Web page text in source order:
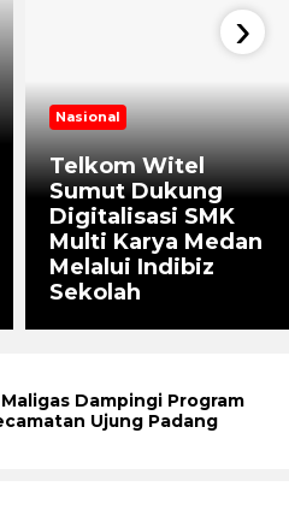
Nasional
Telkom Witel
Sumut Dukung
Digitalisasi SMK
Multi Karya Medan
Melalui Indibiz
Sekolah
›
Dampingi Program
Ujung Padang